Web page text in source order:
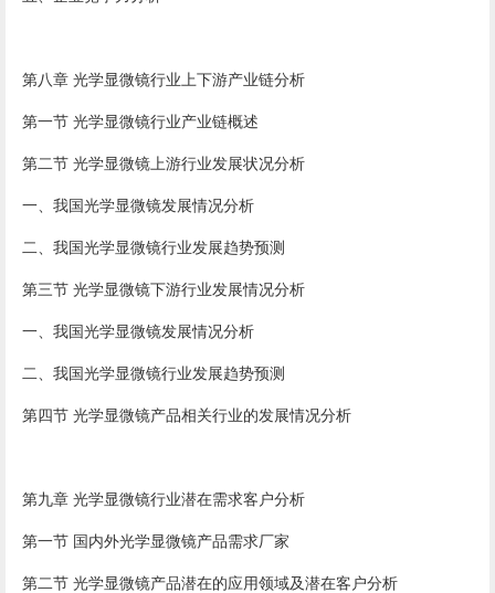
第八章 光学显微镜行业上下游产业链分析
第一节 光学显微镜行业产业链概述
第二节 光学显微镜上游行业发展状况分析
一、我国光学显微镜发展情况分析
二、我国光学显微镜行业发展趋势预测
第三节 光学显微镜下游行业发展情况分析
一、我国光学显微镜发展情况分析
二、我国光学显微镜行业发展趋势预测
第四节 光学显微镜产品相关行业的发展情况分析
第九章 光学显微镜行业潜在需求客户分析
第一节 国内外光学显微镜产品需求厂家
第二节 光学显微镜产品潜在的应用领域及潜在客户分析